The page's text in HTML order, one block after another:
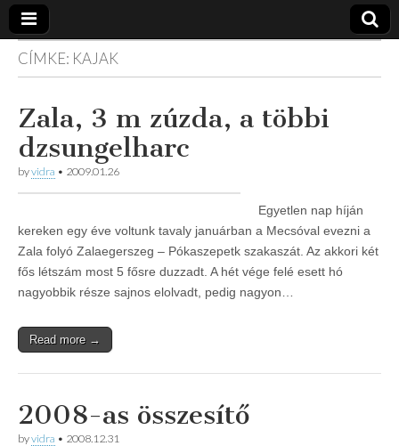
Vidra
Vízitúra
… vízitúra
kajakoktatás,
kajak-kenu
bolt,
vidraságok…
CÍMKE: KAJAK
Zala, 3 m zúzda, a többi
dzsungelharc
byvidra • 2009.01.26
Egyetlen nap híján
kereken egy éve voltunk tavaly januárban a Mecsóval evezni a
Zala folyó Zalaegerszeg – Pókaszepetk szakaszát. Az akkori két
fős létszám most 5 fősre duzzadt. A hét vége felé esett hó
nagyobbik része sajnos elolvadt, pedig nagyon…
Read more →
2008-as összesítő
byvidra • 2008.12.31